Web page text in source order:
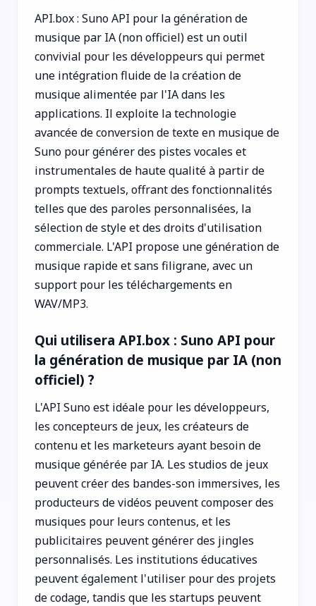
API.box : Suno API pour la génération de
musique par IA (non officiel) est un outil
convivial pour les développeurs qui permet
une intégration fluide de la création de
musique alimentée par l'IA dans les
applications. Il exploite la technologie
avancée de conversion de texte en musique de
Suno pour générer des pistes vocales et
instrumentales de haute qualité à partir de
prompts textuels, offrant des fonctionnalités
telles que des paroles personnalisées, la
sélection de style et des droits d'utilisation
commerciale. L'API propose une génération de
musique rapide et sans filigrane, avec un
support pour les téléchargements en
WAV/MP3.
Qui utilisera API.box : Suno API pour
la génération de musique par IA (non
officiel) ?
L'API Suno est idéale pour les développeurs,
les concepteurs de jeux, les créateurs de
contenu et les marketeurs ayant besoin de
musique générée par IA. Les studios de jeux
peuvent créer des bandes-son immersives, les
producteurs de vidéos peuvent composer des
musiques pour leurs contenus, et les
publicitaires peuvent générer des jingles
personnalisés. Les institutions éducatives
peuvent également l'utiliser pour des projets
de codage, tandis que les startups peuvent